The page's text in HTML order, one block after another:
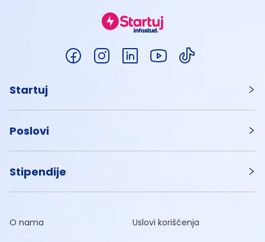
Startuj
Poslovi
Stipendije
O nama Uslovi korišćenja